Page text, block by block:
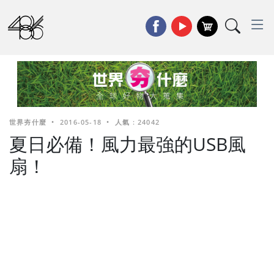
世界夯什麼 • 2016-05-18 • 人氣 : 24042
夏日必備！風力最強的USB風
扇！